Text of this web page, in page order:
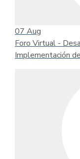
07 Aug
Foro Virtual -
Implementación